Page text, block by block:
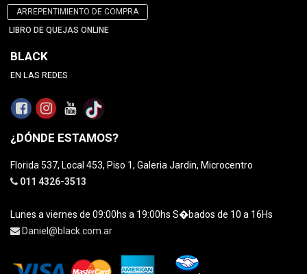
ARREPENTIMIENTO DE COMPRA
LIBRO DE QUEJAS ONLINE
BLACK
EN LAS REDES
¿DÓNDE ESTAMOS?
Florida 537, Local 453, Piso 1, Galeria Jardin, Microcentro
011 4326-3513
Lunes a viernes de 09:00hs a 19:00hs S�bados de 10 a 16Hs
Daniel@black.com.ar